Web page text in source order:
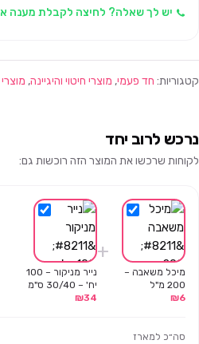
יש לך שאלה? לחיצה לקבלת מענה
קטגוריות: חד פעמי, מוצרי חיטוי והיגיינה,
נרכש לרוב יחד
לקוחות שרכשו את המוצר הזה רוכשות גם:
מיכל משאבה –
200 מ"ל
₪6
+
נייר מניקור – 100
יח' – 30/40 ס"מ
₪34
סה״כ למארז